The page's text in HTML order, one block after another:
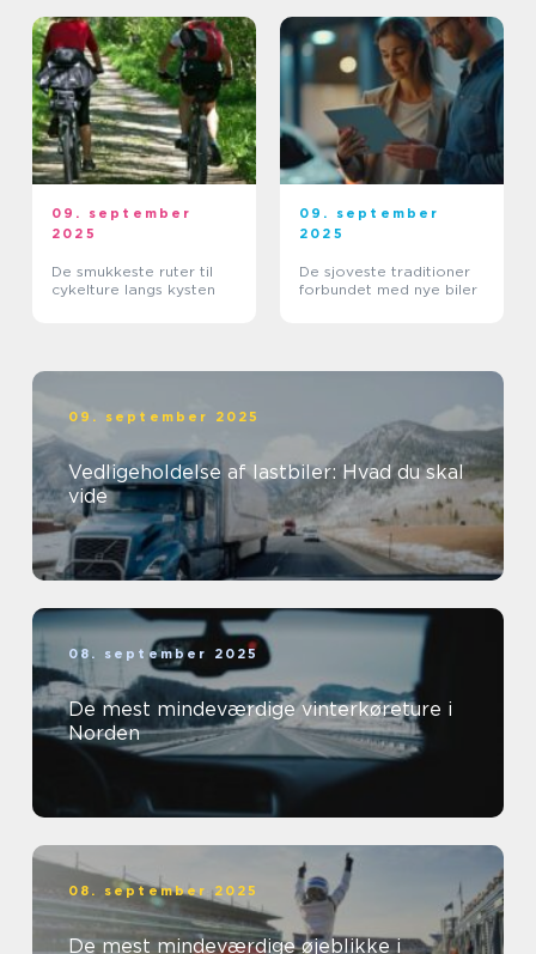
09. september
2025
De smukkeste ruter til
cykelture langs kysten
09. september
2025
De sjoveste traditioner
forbundet med nye biler
09. september 2025
Vedligeholdelse af lastbiler: Hvad du skal
vide
08. september 2025
De mest mindeværdige vinterkøreture i
Norden
08. september 2025
De mest mindeværdige øjeblikke i